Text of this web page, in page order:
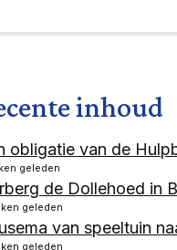
inhoud
obligatie van de
geleden
de Dollehoed in
geleden
van speeltuin
geleden